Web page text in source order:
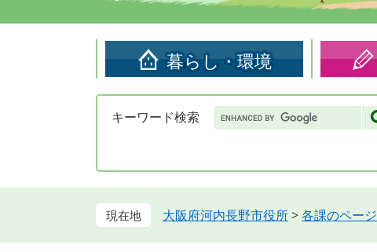
す。
し
暮らし・環境
キーワード検索 Google
カ
検
大阪府河内長野市役所>各課のページ